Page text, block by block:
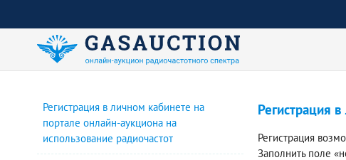
Регистрация в личном кабинете на
портале онлайн-аукциона на
использование радиочастот
Регистрация
Регистрация
Заполнить поле